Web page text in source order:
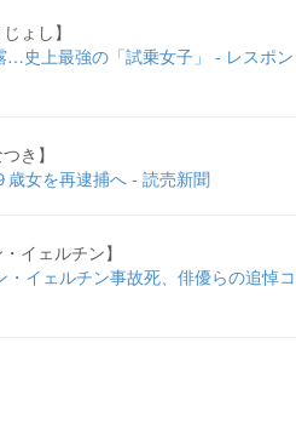
ょし】
…史上最強の「試乗女子」 - レスポン
き】
女を再逮捕へ - 読売新聞
イェルチン】
・イェルチン事故死、俳優らの追悼コ